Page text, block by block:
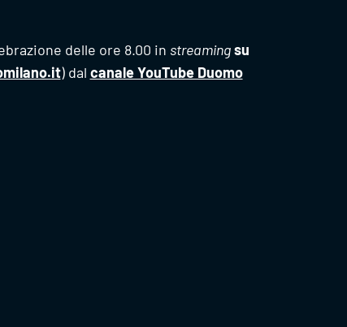
delle ore 8.00 in streaming su
) dal canale YouTube Duomo